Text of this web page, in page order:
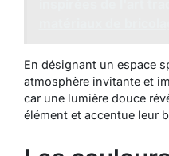
En désignant un espace
atmosphère invitante et
car une lumière douce
élément et accentue leur